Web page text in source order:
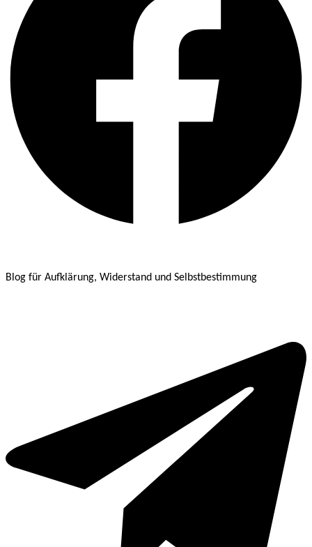
Blog für Aufklärung, Widerstand und Selbstbestimmung